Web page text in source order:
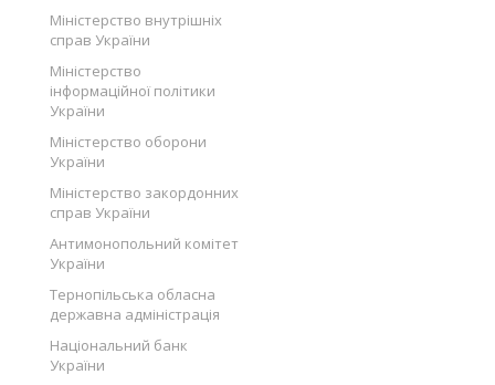
Міністерство внутрішніх
справ України
Міністерство
інформаційної політики
України
Міністерство оборони
України
Міністерство закордонних
справ України
Антимонопольний комітет
України
Тернопільська обласна
державна адміністрація
Національний банк
України